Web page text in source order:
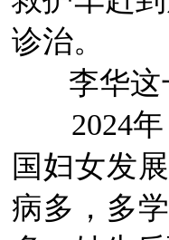
诊治。
李华这
2024
国妇女发
病多，多